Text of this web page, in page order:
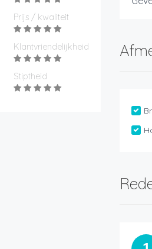
Prijs / kwaliteit
Klantvriendelijkheid
Stiptheid